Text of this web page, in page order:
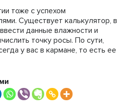
тоже с успехом
Существует калькулятор, в
данные влажности и
точку росы. По сути,
у вас в кармане, то есть ее